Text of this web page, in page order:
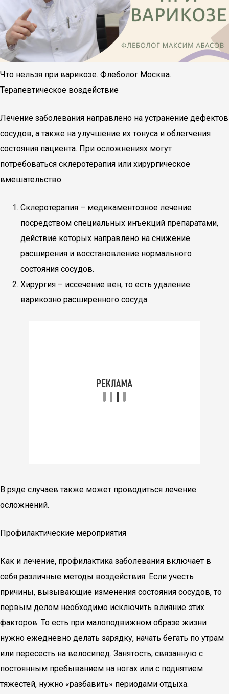
Что нельзя при варикозе. Флеболог Москва.
Терапевтическое воздействие
Лечение заболевания направлено на устранение дефектов
сосудов, а также на улучшение их тонуса и облегчения
состояния пациента. При осложнениях могут
потребоваться склеротерапия или хирургическое
вмешательство.
Склеротерапия – медикаментозное лечение
посредством специальных инъекций препаратами,
действие которых направлено на снижение
расширения и восстановление нормального
состояния сосудов.
Хирургия – иссечение вен, то есть удаление
варикозно расширенного сосуда.
В ряде случаев также может проводиться лечение
осложнений.
Профилактические мероприятия
Как и лечение, профилактика заболевания включает в
себя различные методы воздействия. Если учесть
причины, вызывающие изменения состояния сосудов, то
первым делом необходимо исключить влияние этих
факторов. То есть при малоподвижном образе жизни
нужно ежедневно делать зарядку, начать бегать по утрам
или пересесть на велосипед. Занятость, связанную с
постоянным пребыванием на ногах или с поднятием
тяжестей, нужно «разбавить» периодами отдыха.